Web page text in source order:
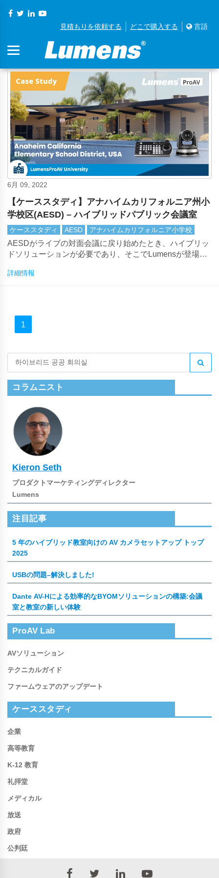
見積もりを依頼する どこで購入する 言語
6月 09, 2022
【ケーススタディ】アナハイムカリフォルニア州小
学校区(AESD) – ハイブリッドパブリック会議室
ケーススタディ AESD アナハイムカリフォルニア小学校
AESDがライブの対面会議に戻り始めたとき、ハイブリッ
ドソリューションが必要であり、そこでLumensが登場し
ダーVMIといくつかのLumens代表者との会議の後、AESD
詳細情報
1
コラムニスト
Kieron Seth
プロダクトマーケティングディレクター
Lumens
注目記事
5 年のハイブリッド教室向けの AV カメラセットアップ トップ
2025
USBの問題–解決しました!
Dante AV-Hによる効率的なBYOMソリューションの構築:会議
室と教室の新しい体験
ProAV Lab
AVソリューション
テクニカルガイド
ファームウェアのアップデート
ケーススタディ
企業
高等教育
K-12 教育
礼拝堂
メディカル
放送
政府
公判廷